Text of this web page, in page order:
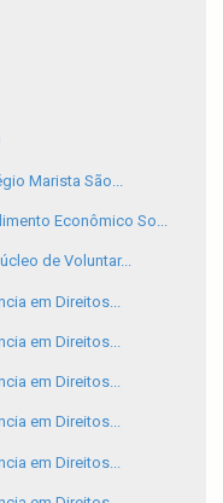
Marista São...
Econômico So...
de Voluntar...
em Direitos...
em Direitos...
em Direitos...
em Direitos...
em Direitos...